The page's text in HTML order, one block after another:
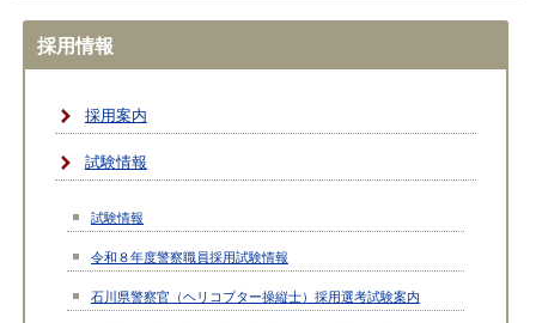
採用情報
採用案内
試験情報
試験情報
令和８年度警察職員採用試験情報
石川県警察官（ヘリコプター操縦士）採用選考試験案内